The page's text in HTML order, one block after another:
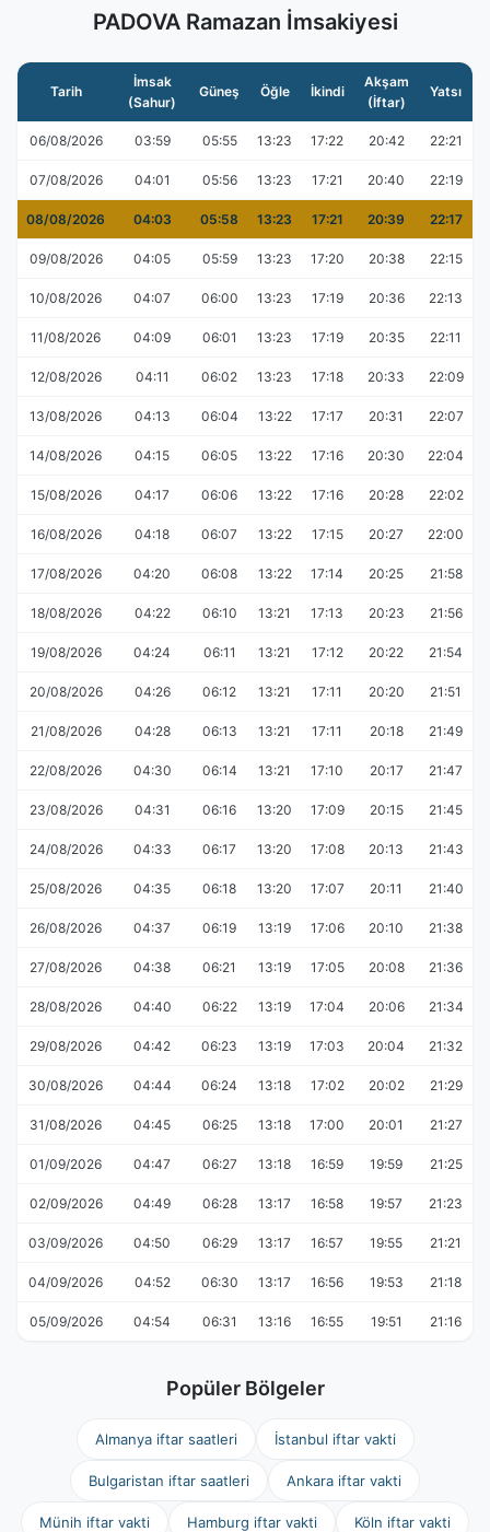
PADOVA Ramazan İmsakiyesi
Tarih
İmsak
(Sahur)
Güneş Öğle İkindi
Akşam
(İftar)
Yatsı
06/08/2026 03:59 05:55 13:23 17:22 20:42 22:21
07/08/2026 04:01 05:56 13:23 17:21 20:40 22:19
08/08/2026 04:03 05:58 13:23 17:21 20:39 22:17
09/08/2026 04:05 05:59 13:23 17:20 20:38 22:15
10/08/2026 04:07 06:00 13:23 17:19 20:36 22:13
11/08/2026 04:09 06:01 13:23 17:19 20:35 22:11
12/08/2026 04:11 06:02 13:23 17:18 20:33 22:09
13/08/2026 04:13 06:04 13:22 17:17 20:31 22:07
14/08/2026 04:15 06:05 13:22 17:16 20:30 22:04
15/08/2026 04:17 06:06 13:22 17:16 20:28 22:02
16/08/2026 04:18 06:07 13:22 17:15 20:27 22:00
17/08/2026 04:20 06:08 13:22 17:14 20:25 21:58
18/08/2026 04:22 06:10 13:21 17:13 20:23 21:56
19/08/2026 04:24 06:11 13:21 17:12 20:22 21:54
20/08/2026 04:26 06:12 13:21 17:11 20:20 21:51
21/08/2026 04:28 06:13 13:21 17:11 20:18 21:49
22/08/2026 04:30 06:14 13:21 17:10 20:17 21:47
23/08/2026 04:31 06:16 13:20 17:09 20:15 21:45
24/08/2026 04:33 06:17 13:20 17:08 20:13 21:43
25/08/2026 04:35 06:18 13:20 17:07 20:11 21:40
26/08/2026 04:37 06:19 13:19 17:06 20:10 21:38
27/08/2026 04:38 06:21 13:19 17:05 20:08 21:36
28/08/2026 04:40 06:22 13:19 17:04 20:06 21:34
29/08/2026 04:42 06:23 13:19 17:03 20:04 21:32
30/08/2026 04:44 06:24 13:18 17:02 20:02 21:29
31/08/2026 04:45 06:25 13:18 17:00 20:01 21:27
01/09/2026 04:47 06:27 13:18 16:59 19:59 21:25
02/09/2026 04:49 06:28 13:17 16:58 19:57 21:23
03/09/2026 04:50 06:29 13:17 16:57 19:55 21:21
04/09/2026 04:52 06:30 13:17 16:56 19:53 21:18
05/09/2026 04:54 06:31 13:16 16:55 19:51 21:16
Popüler Bölgeler
Almanya iftar saatleri İstanbul iftar vakti
Bulgaristan iftar saatleri Ankara iftar vakti
Münih iftar vakti Hamburg iftar vakti Köln iftar vakti